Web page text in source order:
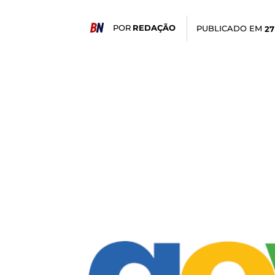
POR REDAÇÃO PUBLICADO EM